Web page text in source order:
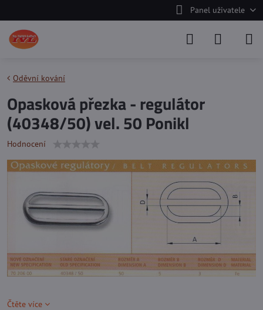
Panel uživatele
Oděvní kování
Opasková přezka - regulátor
(40348/50) vel. 50 Ponikl
Hodnocení
Čtěte více